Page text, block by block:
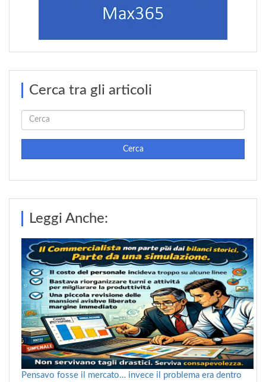
Cerca tra gli articoli
Cerca
Leggi Anche:
Pensavo fosse il mercato… invece il problema era dentro